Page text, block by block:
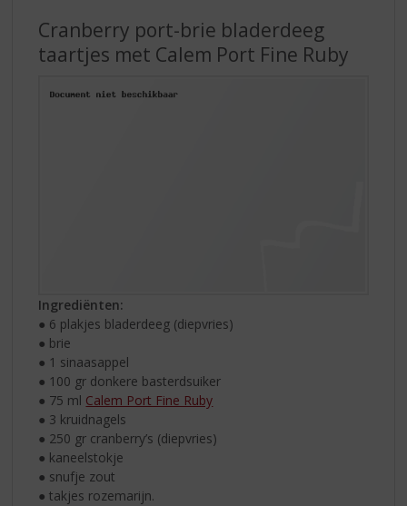
Cranberry port-brie bladerdeeg
taartjes met Calem Port Fine Ruby
Ingrediënten:
● 6 plakjes bladerdeeg (diepvries)
● brie
● 1 sinaasappel
● 100 gr donkere basterdsuiker
● 75 ml Calem Port Fine Ruby
● 3 kruidnagels
● 250 gr cranberry’s (diepvries)
● kaneelstokje
● snufje zout
● takjes rozemarijn.